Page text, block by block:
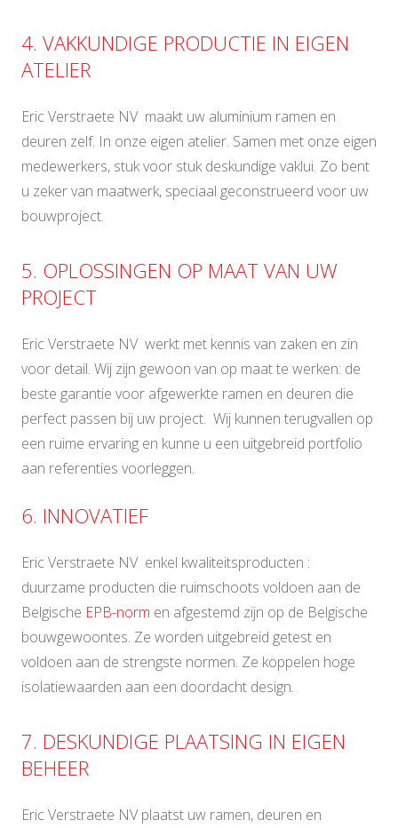
4. VAKKUNDIGE PRODUCTIE IN EIGEN
ATELIER
Eric Verstraete NV maakt uw aluminium ramen en
deuren zelf. In onze eigen atelier. Samen met onze eigen
medewerkers, stuk voor stuk deskundige vaklui. Zo bent
u zeker van maatwerk, speciaal geconstrueerd voor uw
bouwproject.
5. OPLOSSINGEN OP MAAT VAN UW
PROJECT
Eric Verstraete NV werkt met kennis van zaken en zin
voor detail. Wij zijn gewoon van op maat te werken: de
beste garantie voor afgewerkte ramen en deuren die
perfect passen bij uw project. Wij kunnen terugvallen op
een ruime ervaring en kunne u een uitgebreid portfolio
aan referenties voorleggen.
6. INNOVATIEF
Eric Verstraete NV enkel kwaliteitsproducten :
duurzame producten die ruimschoots voldoen aan de
Belgische EPB-norm en afgestemd zijn op de Belgische
bouwgewoontes. Ze worden uitgebreid getest en
voldoen aan de strengste normen. Ze koppelen hoge
isolatiewaarden aan een doordacht design.
7. DESKUNDIGE PLAATSING IN EIGEN
BEHEER
Eric Verstraete NV plaatst uw ramen, deuren en